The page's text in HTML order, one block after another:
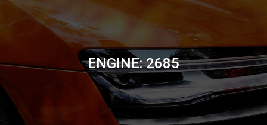
ENGINE: 2685